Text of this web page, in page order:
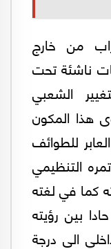
من خارج
ناشئة تحت
الشعبي
هذا المكون
للطوائف
التنظيمي
كما في لغته
بين رؤيته
الى درجة